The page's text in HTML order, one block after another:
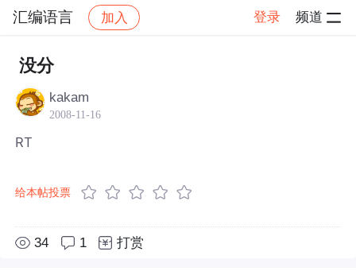
汇编语言 加入 登录 频道
社区
没分
kakam
2008-11-16
RT
给本帖投票
34 1 打赏